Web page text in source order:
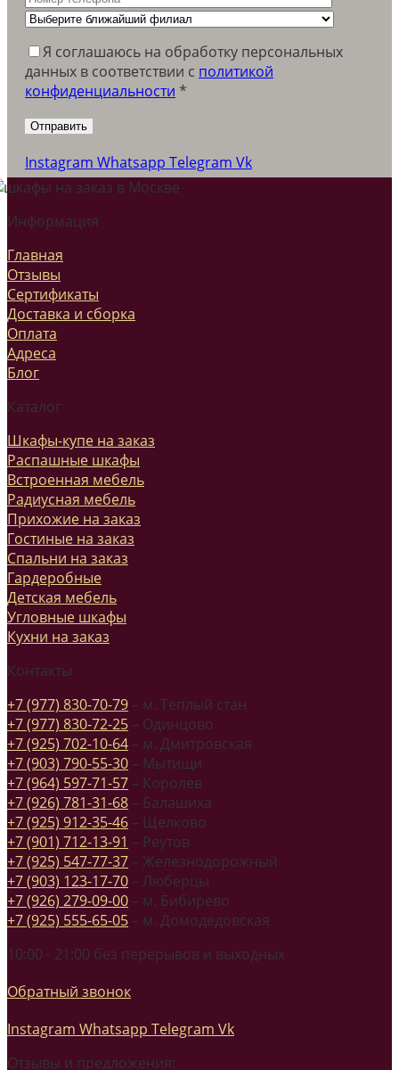
Я соглашаюсь на обработку персональных
данных в соответствии c политикой
конфиденциальности *
Instagram Whatsapp Telegram Vk
Информация
Главная
Отзывы
Сертификаты
Доставка и сборка
Оплата
Адреса
Блог
Каталог
Шкафы-купе на заказ
Распашные шкафы
Встроенная мебель
Радиусная мебель
Прихожие на заказ
Гостиные на заказ
Спальни на заказ
Гардеробные
Детская мебель
Угловные шкафы
Кухни на заказ
Контакты
+7 (977) 830-70-79 – м. Теплый стан
+7 (977) 830-72-25 – Одинцово
+7 (925) 702-10-64 – м. Дмитровская
+7 (903) 790-55-30 – Мытищи
+7 (964) 597-71-57 – Королев
+7 (926) 781-31-68 – Балашиха
+7 (925) 912-35-46 – Щелково
+7 (901) 712-13-91 – Реутов
+7 (925) 547-77-37 – Железнодорожный
+7 (903) 123-17-70 – Люберцы
+7 (926) 279-09-00 – м. Бибирево
+7 (925) 555-65-05 – м. Домодедовская
10:00 - 21:00 без перерывов и выходных
Обратный звонок
Instagram Whatsapp Telegram Vk
Отзывы и предложения: